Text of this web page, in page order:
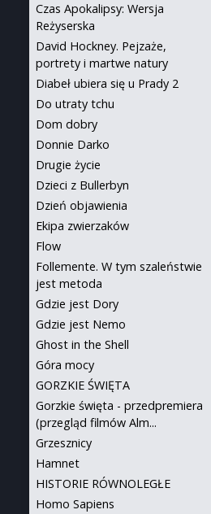
Czas Apokalipsy: Wersja
Reżyserska
David Hockney. Pejzaże,
portrety i martwe natury
Diabeł ubiera się u Prady 2
Do utraty tchu
Dom dobry
Donnie Darko
Drugie życie
Dzieci z Bullerbyn
Dzień objawienia
Ekipa zwierzaków
Flow
Follemente. W tym szaleństwie
jest metoda
Gdzie jest Dory
Gdzie jest Nemo
Ghost in the Shell
Góra mocy
GORZKIE ŚWIĘTA
Gorzkie święta - przedpremiera
(przegląd filmów Alm...
Grzesznicy
Hamnet
HISTORIE RÓWNOLEGŁE
Homo Sapiens